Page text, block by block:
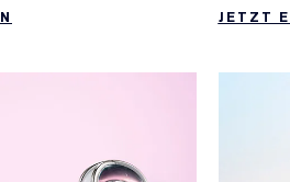
JETZT